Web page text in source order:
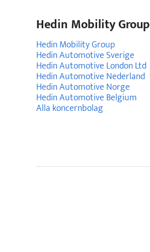
Hedin Mobility Group
Hedin Mobility Group
Hedin Automotive Sverige
Hedin Automotive London Ltd
Hedin Automotive Nederland
Hedin Automotive Norge
Hedin Automotive Belgium
Alla koncernbolag